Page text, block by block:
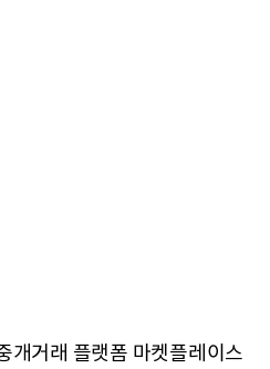
개거래 플랫폼 마켓플레이스